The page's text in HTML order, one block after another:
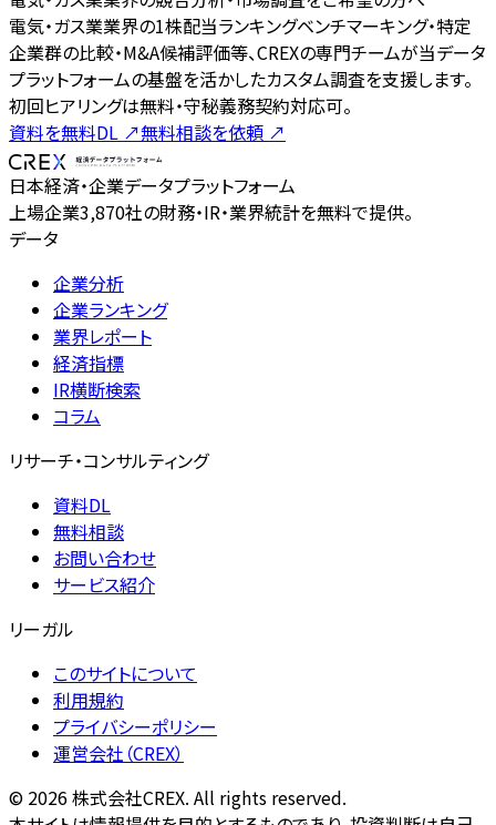
電気・ガス業業界の1株配当ランキングベンチマーキング・特定
企業群の比較・M&A候補評価等、CREXの専門チームが当データ
プラットフォームの基盤を活かしたカスタム調査を支援します。
初回ヒアリングは無料・守秘義務契約対応可。
資料を無料DL ↗無料相談を依頼 ↗
日本経済・企業データプラットフォーム
上場企業3,870社の財務・IR・業界統計を無料で提供。
データ
企業分析
企業ランキング
業界レポート
経済指標
IR横断検索
コラム
リサーチ・コンサルティング
資料DL
無料相談
お問い合わせ
サービス紹介
リーガル
このサイトについて
利用規約
プライバシーポリシー
運営会社（CREX）
© 2026株式会社CREX. All rights reserved.